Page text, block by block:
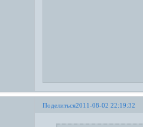
Поделиться2011-08-02 22:19:32